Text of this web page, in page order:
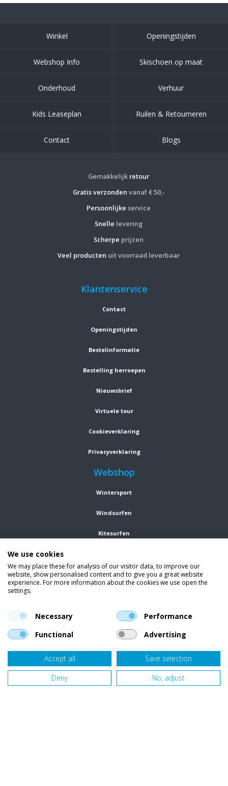
Winkel Openingstijden
Webshop Info Skischoen op maat
Onderhoud Verhuur
Kids Leaseplan Ruilen & Retourneren
Contact Blogs
Gemakkelijk retour
Gratis verzonden vanaf € 50,-
Persoonlijke service
Snelle levering
Scherpe prijzen
Veel producten uit voorraad leverbaar
Klantenservice
Contact
Openingstijden
Bestelinformatie
Bestelling herroepen
Nieuwsbrief
Virtuele tour
Cookieverklaring
Privacyverklaring
Webshop
Wintersport
Windsurfen
Kitesurfen
Kleding
Vind ons op social media
En blijf op de hoogte van trends, aanbiedingen en kortingsacties.
Onze klanten beoordelen Van Bellen Wind & Snowgemiddeld met een
op basis van455beoordelingen.
We use cookies
We may place these for analysis of our visitor data, to improve our
website, show personalised content and to give you a great website
experience. For more information about the cookies we use open the
settings.
Necessary
Performance
Functional
Advertising
Accept all
Save selection
Deny
No, adjust